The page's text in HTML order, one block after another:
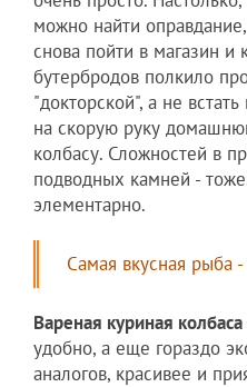
можно найти
снова пойти в магазин и
бутербродов полкило
"докторской", а не
на скорую руку
колбасу. Сложностей в
подводных камней -
элементарно.
Самая вкусная рыба
Вареная куриная колбаса
удобно, а еще гораздо
аналогов, красивее и